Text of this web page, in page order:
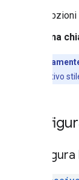
Una
insieme al relativo